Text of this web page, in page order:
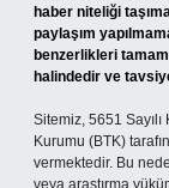
haber niteliği
paylaşım
benzerlikleri
halindedir ve
Sitemiz, 5651
Kurumu (BTK)
vermektedir. Bu
veya araştırma